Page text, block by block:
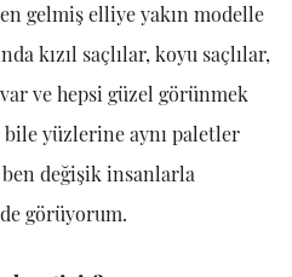
gelmiş elliye yakın modelle
kızıl saçlılar, koyu saçlılar,
ve hepsi güzel görünmek
yüzlerine aynı paletler
değişik insanlarla
görüyorum.